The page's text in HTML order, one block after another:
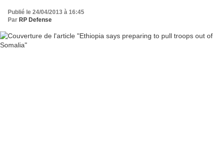
Publié le 24/04/2013 à 16:45
Par RP Defense